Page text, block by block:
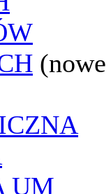
(nowe
UM